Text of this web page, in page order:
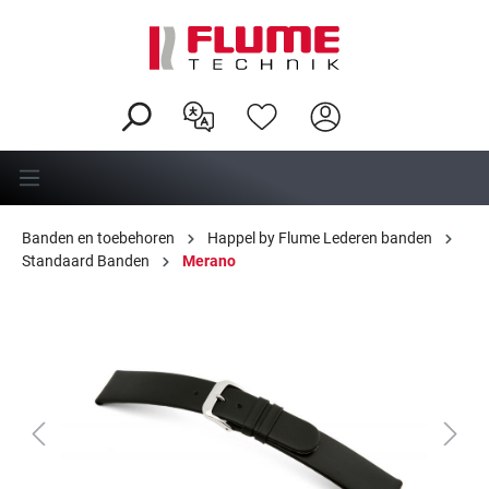
Banden en toebehoren
Happel by Flume Lederen banden
Standaard Banden
Merano